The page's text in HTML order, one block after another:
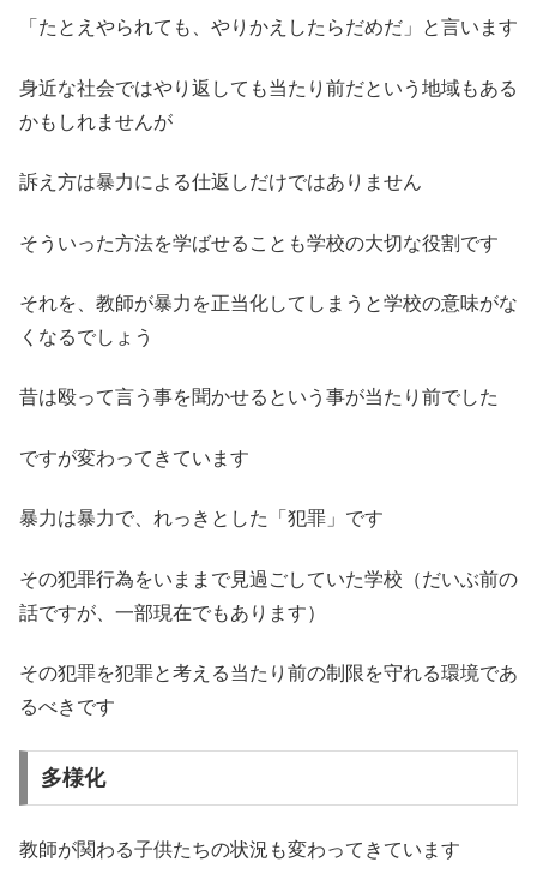
「たとえやられても、やりかえしたらだめだ」と言います
身近な社会ではやり返しても当たり前だという地域もある
かもしれませんが
訴え方は暴力による仕返しだけではありません
そういった方法を学ばせることも学校の大切な役割です
それを、教師が暴力を正当化してしまうと学校の意味がな
くなるでしょう
昔は殴って言う事を聞かせるという事が当たり前でした
ですが変わってきています
暴力は暴力で、れっきとした「犯罪」です
その犯罪行為をいままで見過ごしていた学校（だいぶ前の
話ですが、一部現在でもあります）
その犯罪を犯罪と考える当たり前の制限を守れる環境であ
るべきです
多様化
教師が関わる子供たちの状況も変わってきています